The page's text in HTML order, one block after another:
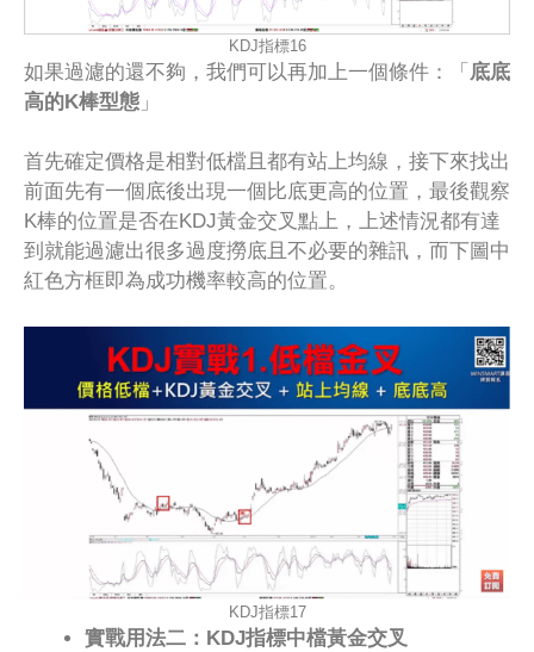
KDJ指標16
如果過濾的還不夠，我們可以再加上一個條件：「 底底
高的K棒型態 」
首先確定價格是相對低檔且都有站上均線，接下來找出
前面先有一個底後出現一個比底更高的位置，最後觀察
K棒的位置是否在KDJ黃金交叉點上，上述情況都有達
到就能過濾出很多過度撈底且不必要的雜訊，而下圖中
紅色方框即為成功機率較高的位置。
KDJ指標17
實戰用法二：KDJ指標中檔黃金交叉